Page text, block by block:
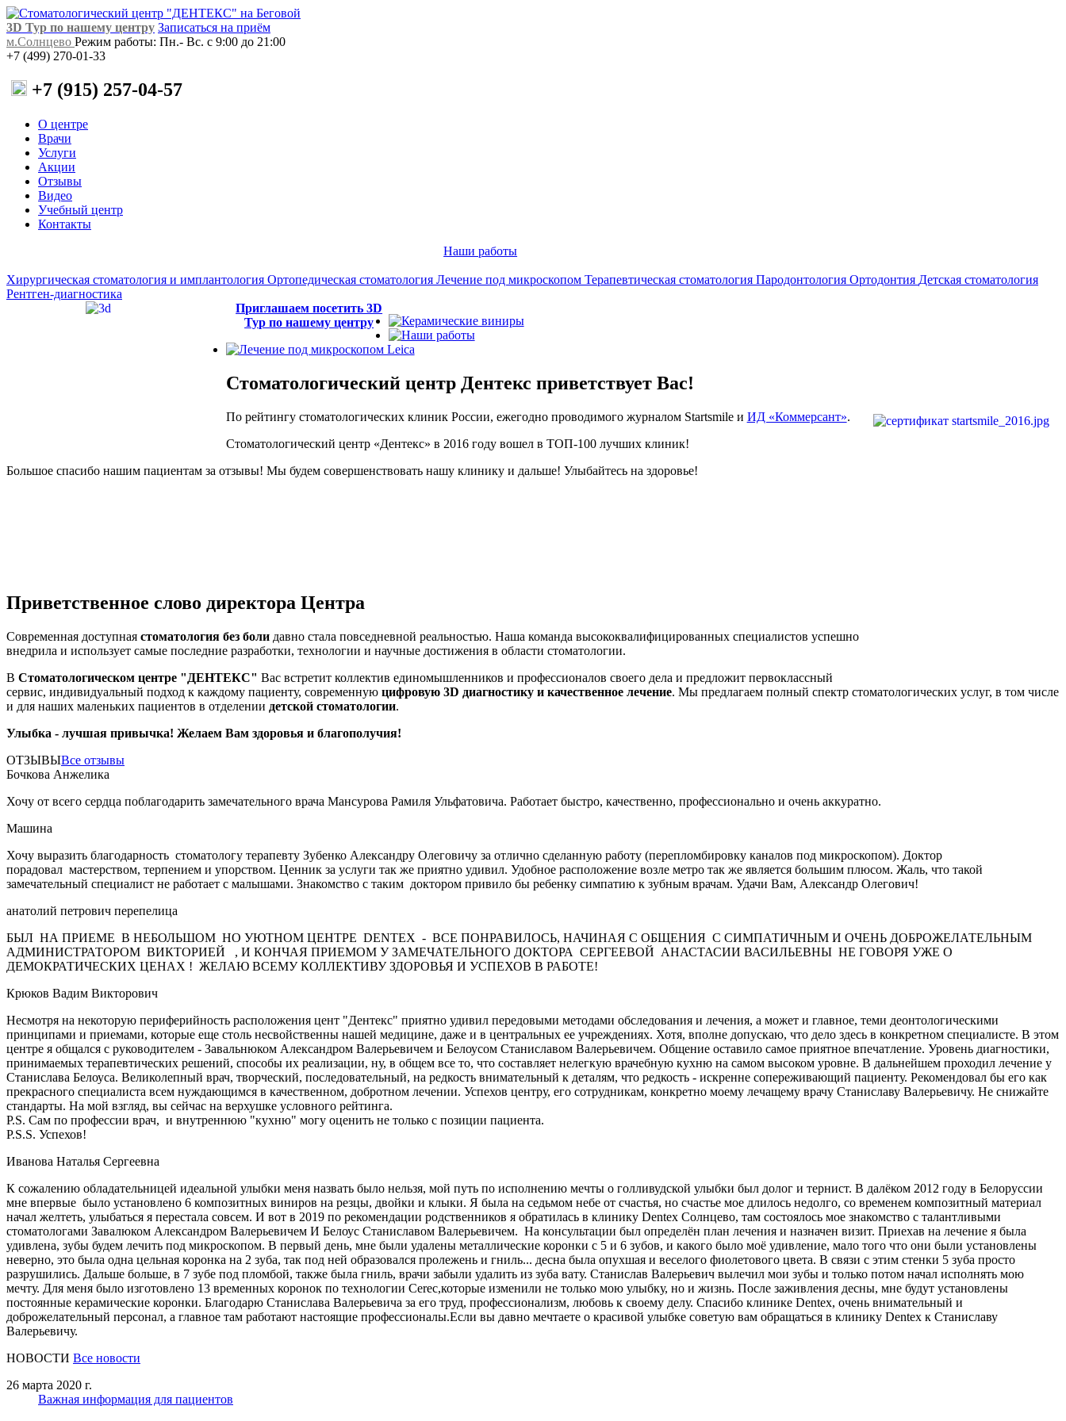
3D Тур по нашему центру Записаться на приём
м.Солнцево Режим работы: Пн.- Вс. с 9:00 до 21:00
+7 (499) 270-01-33
+7 (915) 257-04-57
О центре
Врачи
Услуги
Акции
Отзывы
Видео
Учебный центр
Контакты
Наши работы
Хирургическая стоматология и имплантология Ортопедическая стоматология Лечение под микроскопом Терапевтическая стоматология Пародонтология Ортодонтия Детская стоматология
Рентген-диагностика
Приглашаем посетить 3D
Тур по нашему центру
Стоматологический центр Дентекс приветствует Вас!
По рейтингу стоматологических клиник России, ежегодно проводимого журналом Startsmile и ИД «Коммерсант».
Стоматологический центр «Дентекс» в 2016 году вошел в ТОП-100 лучших клиник!
Большое спасибо нашим пациентам за отзывы! Мы будем совершенствовать нашу клинику и дальше! Улыбайтесь на здоровье!
Приветственное слово директора Центра
Современная доступная стоматология без боли давно стала повседневной реальностью. Наша команда высококвалифицированных специалистов успешно
внедрила и использует самые последние разработки, технологии и научные достижения в области стоматологии.
В Стоматологическом центре "ДЕНТЕКС" Вас встретит коллектив единомышленников и профессионалов своего дела и предложит первоклассный
сервис, индивидуальный подход к каждому пациенту, современную цифровую 3D диагностику и качественное лечение. Мы предлагаем полный спектр стоматологических услуг, в том числе
и для наших маленьких пациентов в отделении детской стоматологии.
Улыбка - лучшая привычка! Желаем Вам здоровья и благополучия!
ОТЗЫВЫВсе отзывы
Бочкова Анжелика
Хочу от всего сердца поблагодарить замечательного врача Мансурова Рамиля Ульфатовича. Работает быстро, качественно, профессионально и очень аккуратно.
Машина
Хочу выразить благодарность стоматологу терапевту Зубенко Александру Олеговичу за отлично сделанную работу (перепломбировку каналов под микроскопом). Доктор
порадовал мастерством, терпением и упорством. Ценник за услуги так же приятно удивил. Удобное расположение возле метро так же является большим плюсом. Жаль, что такой
замечательный специалист не работает с малышами. Знакомство с таким доктором привило бы ребенку симпатию к зубным врачам. Удачи Вам, Александр Олегович!
анатолий петрович перепелица
БЫЛ НА ПРИЕМЕ В НЕБОЛЬШОМ НО УЮТНОМ ЦЕНТРЕ DENTEX - ВСЕ ПОНРАВИЛОСЬ, НАЧИНАЯ С ОБЩЕНИЯ С СИМПАТИЧНЫМ И ОЧЕНЬ ДОБРОЖЕЛАТЕЛЬНЫМ
АДМИНИСТРАТОРОМ ВИКТОРИЕЙ , И КОНЧАЯ ПРИЕМОМ У ЗАМЕЧАТЕЛЬНОГО ДОКТОРА СЕРГЕЕВОЙ АНАСТАСИИ ВАСИЛЬЕВНЫ НЕ ГОВОРЯ УЖЕ О
ДЕМОКРАТИЧЕСКИХ ЦЕНАХ ! ЖЕЛАЮ ВСЕМУ КОЛЛЕКТИВУ ЗДОРОВЬЯ И УСПЕХОВ В РАБОТЕ!
Крюков Вадим Викторович
Несмотря на некоторую периферийность расположения цент "Дентекс" приятно удивил передовыми методами обследования и лечения, а может и главное, теми деонтологическими
принципами и приемами, которые еще столь несвойственны нашей медицине, даже и в центральных ее учреждениях. Хотя, вполне допускаю, что дело здесь в конкретном специалисте. В этом
центре я общался с руководителем - Завальнюком Александром Валерьевичем и Белоусом Станиславом Валерьевичем. Общение оставило самое приятное впечатление. Уровень диагностики,
принимаемых терапевтических решений, способы их реализации, ну, в общем все то, что составляет нелегкую врачебную кухню на самом высоком уровне. В дальнейшем проходил лечение у
Станислава Белоуса. Великолепный врач, творческий, последовательный, на редкость внимательный к деталям, что редкость - искренне сопереживающий пациенту. Рекомендовал бы его как
прекрасного специалиста всем нуждающимся в качественном, добротном лечении. Успехов центру, его сотрудникам, конкретно моему лечащему врачу Станиславу Валерьевичу. Не снижайте
стандарты. На мой взгляд, вы сейчас на верхушке условного рейтинга.
P.S. Сам по профессии врач, и внутреннюю "кухню" могу оценить не только с позиции пациента.
P.S.S. Успехов!
Иванова Наталья Сергеевна
К сожалению обладательницей идеальной улыбки меня назвать было нельзя, мой путь по исполнению мечты о голливудской улыбки был долог и тернист. В далёком 2012 году в Белоруссии
мне впервые было установлено 6 композитных виниров на резцы, двойки и клыки. Я была на седьмом небе от счастья, но счастье мое длилось недолго, со временем композитный материал
начал желтеть, улыбаться я перестала совсем. И вот в 2019 по рекомендации родственников я обратилась в клинику Dentex Солнцево, там состоялось мое знакомство с талантливыми
стоматологами Завалюком Александром Валерьевичем И Белоус Станиславом Валерьевичем. На консультации был определён план лечения и назначен визит. Приехав на лечение я была
удивлена, зубы будем лечить под микроскопом. В первый день, мне были удалены металлические коронки с 5 и 6 зубов, и какого было моё удивление, мало того что они были установлены
неверно, это была одна цельная коронка на 2 зуба, так под ней образовался пролежень и гниль... десна была опухшая и веселого фиолетового цвета. В связи с этим стенки 5 зуба просто
разрушились. Дальше больше, в 7 зубе под пломбой, также была гниль, врачи забыли удалить из зуба вату. Станислав Валерьевич вылечил мои зубы и только потом начал исполнять мою
мечту. Для меня было изготовлено 13 временных коронок по технологии Cerec,которые изменили не только мою улыбку, но и жизнь. После заживления десны, мне будут установлены
постоянные керамические коронки. Благодарю Станислава Валерьевича за его труд, профессионализм, любовь к своему делу. Спасибо клинике Dentex, очень внимательный и
доброжелательный персонал, а главное там работают настоящие профессионалы.Если вы давно мечтаете о красивой улыбке советую вам обращаться в клинику Dentex к Станиславу
Валерьевичу.
НОВОСТИ Все новости
26 марта 2020 г.
Важная информация для пациентов